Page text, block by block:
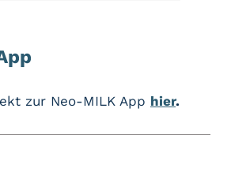
zur Neo-MILK App hier.